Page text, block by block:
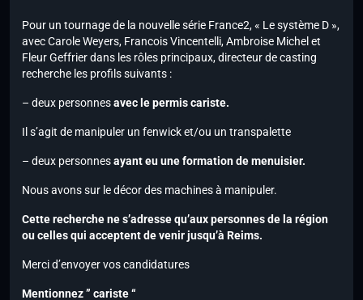
Pour un tournage de la nouvelle série France2, « Le système D »,
avec Carole Weyers, Francois Vincentelli, Ambroise Michel et
Fleur Geffrier dans les rôles principaux, directeur de casting
recherche les profils suivants :
– deux personnesavec le permis cariste.
Il s’agit de manipuler un fenwick et/ou un transpalette
– deux personnesayant eu une formation de menuisier.
Nous avons sur le décor des machines à manipuler.
Cette recherche ne s’adresse qu’aux personnes de la région
ou celles qui acceptent de venir jusqu’à Reims.
Merci d’envoyer vos candidatures
Mentionnez ” cariste “